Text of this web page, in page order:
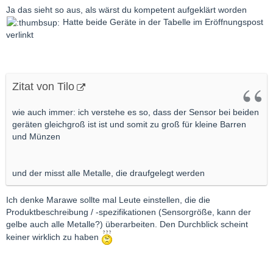
Warum redest Du immer von „beiden Geräten“???
Ja das sieht so aus, als wärst du kompetent aufgeklärt worden
Hatte beide Geräte in der Tabelle im Eröffnungspost
verlinkt
Zitat von Tilo
wie auch immer: ich verstehe es so, dass der Sensor bei beiden
geräten gleichgroß ist ist und somit zu groß für kleine Barren
und Münzen
und der misst alle Metalle, die draufgelegt werden
Ich denke Marawe sollte mal Leute einstellen, die die
Produktbeschreibung / -spezifikationen (Sensorgröße, kann der
gelbe auch alle Metalle?) überarbeiten. Den Durchblick scheint
keiner wirklich zu haben